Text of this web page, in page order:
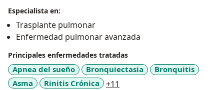
Especialista en:
Trasplante pulmonar
Enfermedad pulmonar avanzada
Principales enfermedades tratadas
Apnea del sueño Bronquiectasia
Bronquitis
Asma
Rinitis Crónica +11